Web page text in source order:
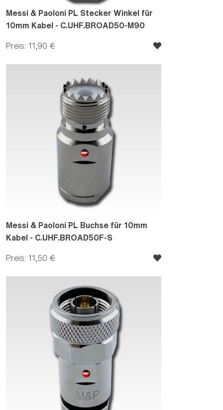
Messi & Paoloni PL Stecker Winkel für
10mm Kabel - C.UHF.BROAD50-M90
Preis: 11,90 €
Messi & Paoloni PL Buchse für 10mm
Kabel - C.UHF.BROAD50F-S
Preis: 11,50 €